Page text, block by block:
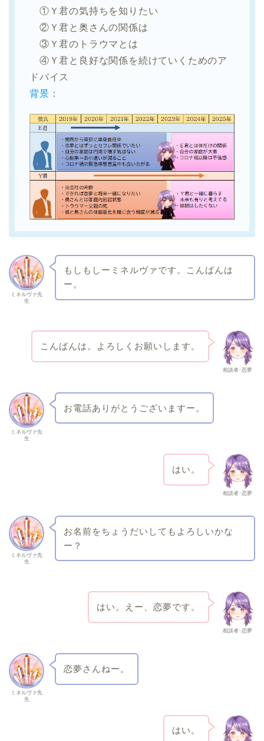
①Ｙ君の気持ちを知りたい
②Ｙ君と奥さんの関係は
③Ｙ君のトラウマとは
④Ｙ君と良好な関係を続けていくためのア
ドバイス
背景 ：
ミネルヴァ先
生
もしもしーミネルヴァです。こんばんは
ー。
相談者･恋夢
こんばんは。よろしくお願いします。
ミネルヴァ先
生
お電話ありがとうございますー。
相談者･恋夢
はい。
ミネルヴァ先
生
お名前をちょうだいしてもよろしいかな
ー？
相談者･恋夢
はい。えー、恋夢です。
ミネルヴァ先
生
恋夢さんねー。
はい。